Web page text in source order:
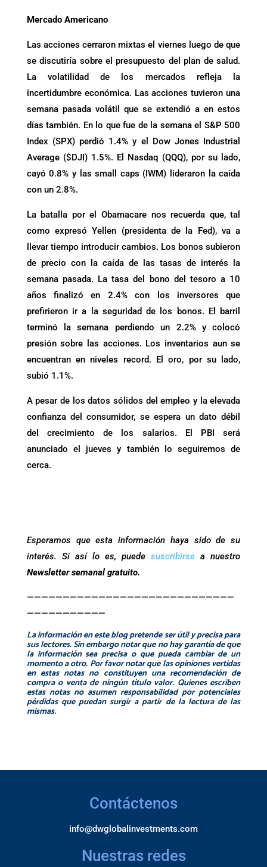
Mercado Americano
Las acciones cerraron mixtas el viernes luego de que
se discutiría sobre el presupuesto del plan de salud.
La volatilidad de los mercados refleja la
incertidumbre económica. Las acciones tuvieron una
semana pasada volátil que se extendió a en estos
días también. En lo que fue de la semana el S&P 500
Index (SPX) perdió 1.4% y el Dow Jones Industrial
Average ($DJI) 1.5%. El Nasdaq (QQQ), por su lado,
cayó 0.8% y las small caps (IWM) lideraron la caída
con un 2.8%.
La batalla por el Obamacare nos recuerda que, tal
como expresó Yellen (presidenta de la Fed), va a
llevar tiempo introducir cambios. Los bonos subieron
de precio con la caída de las tasas de interés la
semana pasada. La tasa del bono del tesoro a 10
años finalizó en 2.4% con los inversores que
prefirieron ir a la seguridad de los bonos. El barril
terminó la semana perdiendo un 2.2% y colocó
presión sobre las acciones. Los inventarios aun se
encuentran en niveles record. El oro, por su lado,
subió 1.1%.
A pesar de los datos sólidos del empleo y la elevada
confianza del consumidor, se espera un dato débil
del crecimiento de los salarios. El PBI será
anunciado el jueves y también lo seguiremos de
cerca.
Esperamos que esta información haya sido de su
interés. Si así lo es, puedesuscribirse a nuestro
Newsletter semanal gratuito.
—————————————————————————————
———————————
La información en este blog pretende ser útil y precisa para
sus lectores. Sin embargo notar que no hay garantía de que
la información sea precisa o que pueda cambiar de un
momento a otro. Por favor notar que las opiniones vertidas
en estas notas no constituyen una recomendación de
compra o venta de ningún título valor. Quienes escriben
estas notas no asumen responsabilidad porpotenciales
pérdidas que puedan surgir a partir de la lectura de las
mismas.
Contáctenos
info@dwglobalinvestments.com
Nuestras redes